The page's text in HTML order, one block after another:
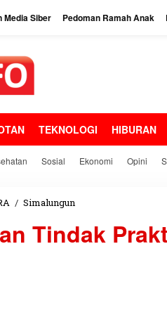
Media Siber Pedoman Ramah Anak
TEKNOLOGI HIBURAN
Sosial Ekonomi Opini
/ Simalungun
l
s
Tindak